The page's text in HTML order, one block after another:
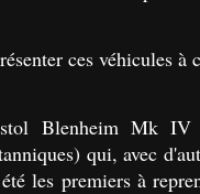
ces véhicules à
Blenheim Mk IV
qui, avec
les premiers à